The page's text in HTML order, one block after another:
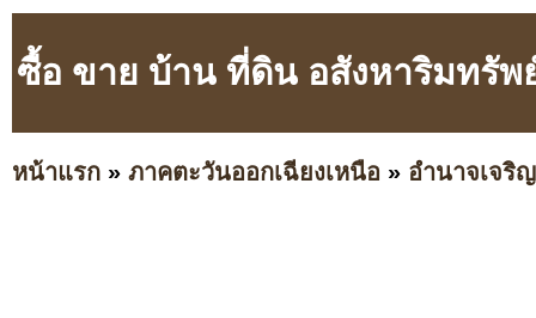
ซื้อ ขาย บ้าน ที่ดิน อสังหาริมทรัพ
หน้าแรก » ภาคตะวันออกเฉียงเหนือ » อำนาจเจริญ